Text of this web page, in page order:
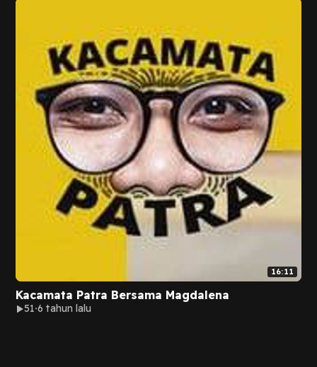
16:11
Kacamata Patra Bersama Magdalena
51 6 tahun lalu